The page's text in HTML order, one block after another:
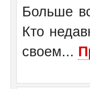
Больше
Кто
своем...